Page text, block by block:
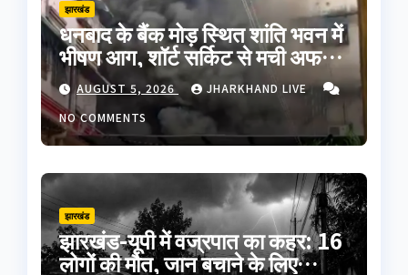
झारखंड
धनबाद के बैंक मोड़ स्थित शांति भवन में
भीषण आग, शॉर्ट सर्किट से मची अफरा-
तफरी; बड़ा हादसा टला
AUGUST 5, 2026
JHARKHAND LIVE
NO COMMENTS
झारखंड
झारखंड-यूपी में वज्रपात का कहर: 16
लोगों की मौत, जान बचाने के लिए